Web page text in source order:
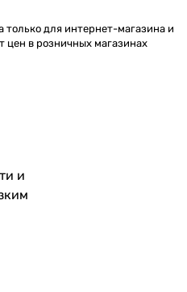
только для интернет-магазина и
цен в розничных магазинах
и